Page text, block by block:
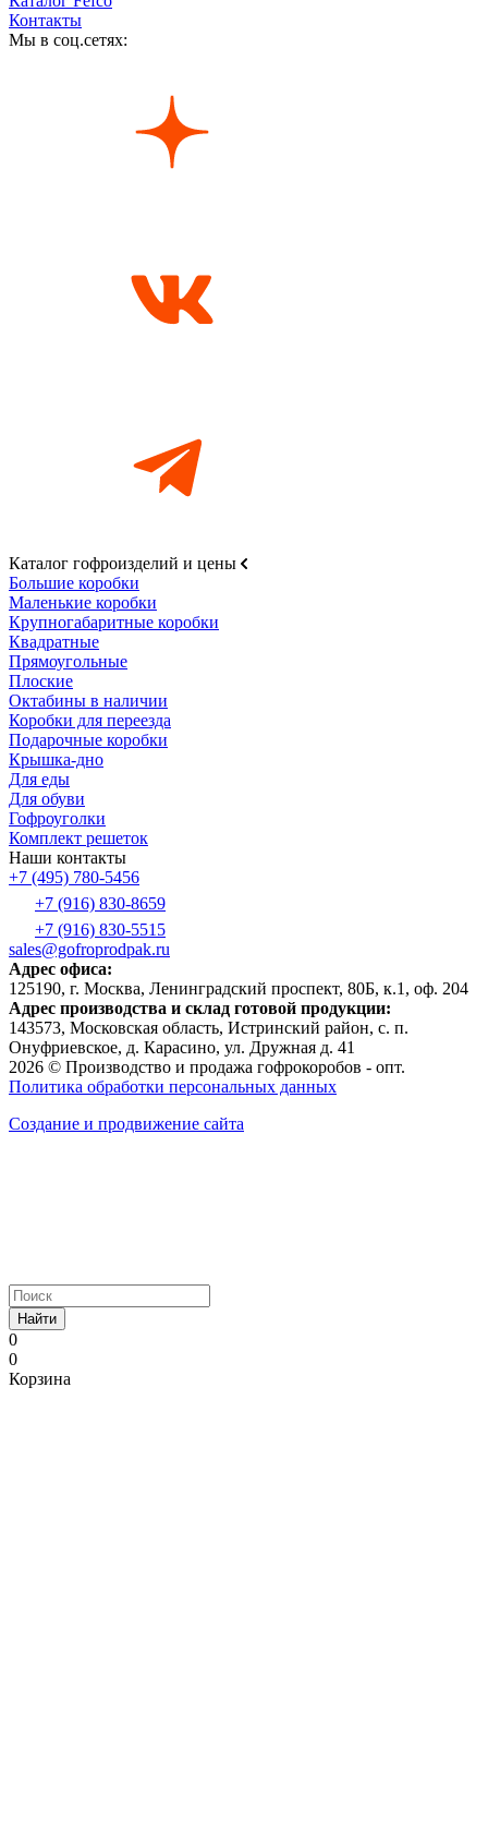
Контакты
Мы в соц.сетях:
Каталог гофроизделий и цены
Большие коробки
Маленькие коробки
Крупногабаритные коробки
Квадратные
Прямоугольные
Плоские
Октабины в наличии
Коробки для переезда
Подарочные коробки
Крышка-дно
Для еды
Для обуви
Гофроуголки
Комплект решеток
Наши контакты
+7 (495) 780-5456
+7 (916) 830-8659
+7 (916) 830-5515
sales@gofroprodpak.ru
Адрес офиса:
125190, г. Москва, Ленинградский проспект, 80Б, к.1, оф. 204
Адрес производства и склад готовой продукции:
143573, Московская область, Истринский район, с. п.
Онуфриевское, д. Карасино, ул. Дружная д. 41
2026 © Производство и продажа гофрокоробов - опт.
Политика обработки персональных данных
Создание и продвижение сайта
Найти
0
0
Корзина